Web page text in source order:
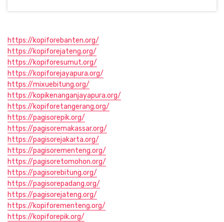
https://kopiforebanten.org/
https://kopiforejateng.org/
https://kopiforesumut.org/
https://kopiforejayapura.org/
https://mixuebitung.org/
https://kopikenanganjayapura.org/
https://kopiforetangerang.org/
https://pagisorepik.org/
https://pagisoremakassar.org/
https://pagisorejakarta.org/
https://pagisorementeng.org/
https://pagisoretomohon.org/
https://pagisorebitung.org/
https://pagisorepadang.org/
https://pagisorejateng.org/
https://kopiforementeng.org/
https://kopiforepik.org/